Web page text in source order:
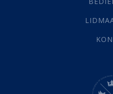
Werk(22)
(142)
Hemel